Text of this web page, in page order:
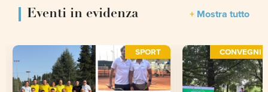
Eventi in evidenza Mostra tutto
SPORT CONVEGNI